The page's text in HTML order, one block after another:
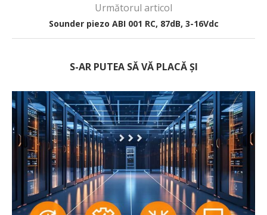
Următorul articol
Sounder piezo ABI 001 RC, 87dB, 3-16Vdc
S-AR PUTEA SĂ VĂ PLACĂ ȘI